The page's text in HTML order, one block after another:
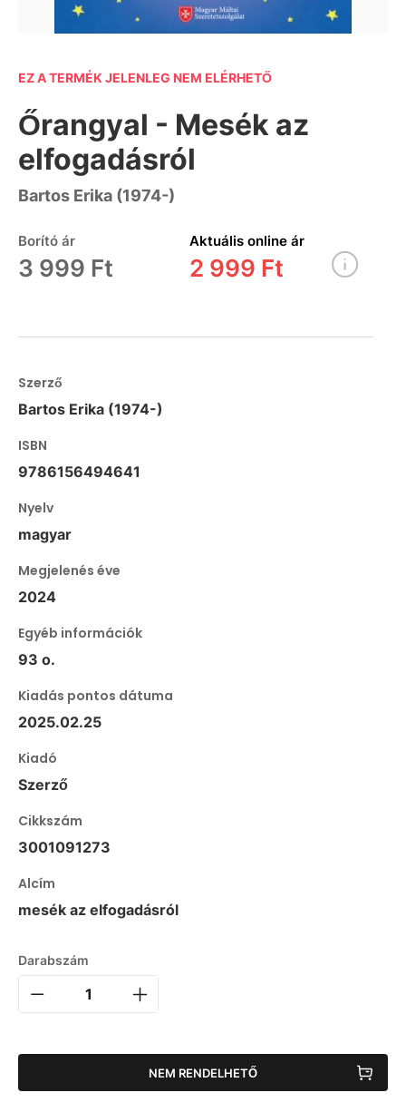
EZ A TERMÉK JELENLEG NEM ELÉRHETŐ
Őrangyal - Mesék az
elfogadásról
Bartos Erika (1974-)
Borító ár
3 999 Ft
Aktuális online ár
2 999 Ft
Szerző
Bartos Erika (1974-)
ISBN
9786156494641
Nyelv
magyar
Megjelenés éve
2024
Egyéb információk
93 o.
Kiadás pontos dátuma
2025.02.25
Kiadó
Szerző
Cikkszám
3001091273
Alcím
mesék az elfogadásról
Darabszám
NEM RENDELHETŐ